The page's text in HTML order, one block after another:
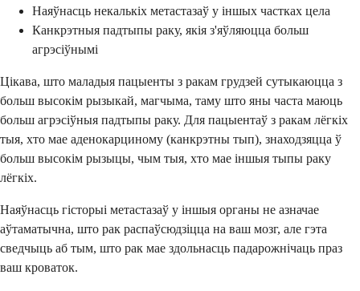
Наяўнасць некалькіх метастазаў у іншых частках цела
Канкрэтныя падтыпы раку, якія з'яўляюцца больш
агрэсіўнымі
Цікава, што маладыя пацыенты з ракам грудзей сутыкаюцца з
больш высокім рызыкай, магчыма, таму што яны часта маюць
больш агрэсіўныя падтыпы раку. Для пацыентаў з ракам лёгкіх
тыя, хто мае аденокарциному (канкрэтны тып), знаходзяцца ў
больш высокім рызыцы, чым тыя, хто мае іншыя тыпы раку
лёгкіх.
Наяўнасць гісторыі метастазаў у іншыя органы не азначае
аўтаматычна, што рак распаўсюдзіцца на ваш мозг, але гэта
сведчыць аб тым, што рак мае здольнасць падарожнічаць праз
ваш кроваток.